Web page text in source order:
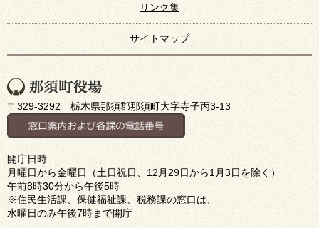
リンク集
サイトマップ
〒329-3292 栃木県那須郡那須町大字寺子丙3-13
開庁日時
月曜日から金曜日（土日祝日、12月29日から1月3日を除く）
午前8時30分から午後5時
※住民生活課、保健福祉課、税務課の窓口は、
水曜日のみ午後7時まで開庁